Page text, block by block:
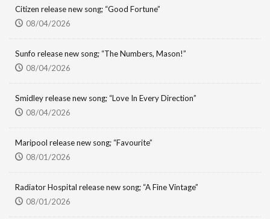
Citizen release new song; “Good Fortune”
08/04/2026
Sunfo release new song; “The Numbers, Mason!”
08/04/2026
Smidley release new song; “Love In Every Direction”
08/04/2026
Maripool release new song; “Favourite”
08/01/2026
Radiator Hospital release new song; “A Fine Vintage”
08/01/2026